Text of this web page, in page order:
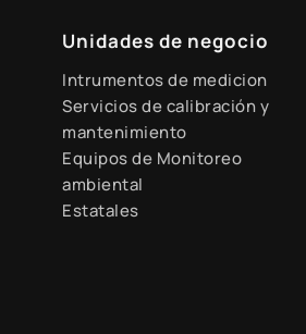
Unidades de negocio
Intrumentos de medicion
Servicios de calibración y
mantenimiento
Equipos de Monitoreo
ambiental
Estatales